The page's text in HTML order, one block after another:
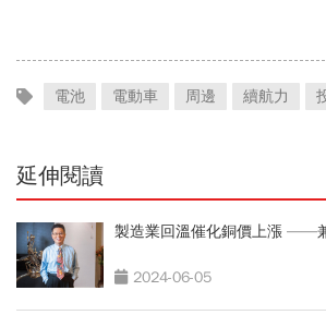
電池 電動車 周邊 續航力
延伸閱讀
製造業回溫催化銅價上漲 ——
2024-06-05